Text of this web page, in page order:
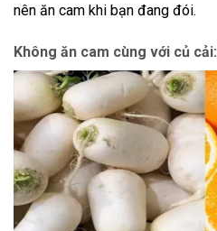
nên ăn cam khi bạn đang đói.
Không ăn cam cùng với củ cải: